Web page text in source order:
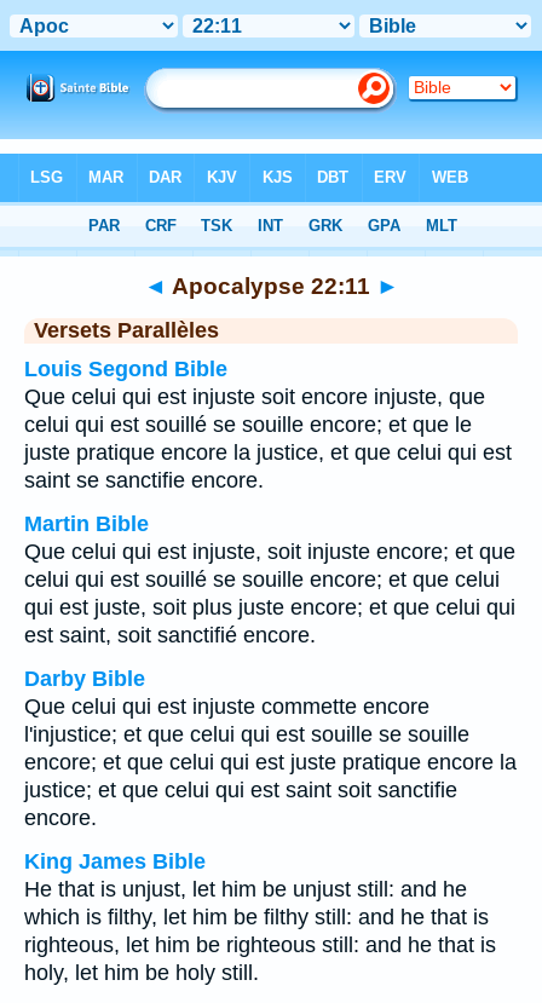
Chapitre 22 > Verset 11
◄ Apocalypse 22:11 ►
Versets Parallèles
Louis Segond Bible
Que celui qui est injuste soit encore injuste, que
celui qui est souillé se souille encore; et que le
juste pratique encore la justice, et que celui qui est
saint se sanctifie encore.
Martin Bible
Que celui qui est injuste, soit injuste encore; et que
celui qui est souillé se souille encore; et que celui
qui est juste, soit plus juste encore; et que celui qui
est saint, soit sanctifié encore.
Darby Bible
Que celui qui est injuste commette encore
l'injustice; et que celui qui est souille se souille
encore; et que celui qui est juste pratique encore la
justice; et que celui qui est saint soit sanctifie
encore.
King James Bible
He that is unjust, let him be unjust still: and he
which is filthy, let him be filthy still: and he that is
righteous, let him be righteous still: and he that is
holy, let him be holy still.